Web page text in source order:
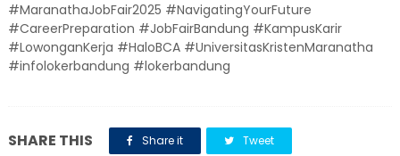
#MaranathaJobFair2025 #NavigatingYourFuture
#CareerPreparation #JobFairBandung #KampusKarir
#LowonganKerja #HaloBCA #UniversitasKristenMaranatha
#infolokerbandung #lokerbandung
SHARE THIS Share it Tweet